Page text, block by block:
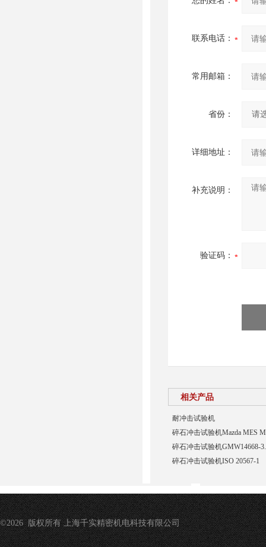
联系电话：
常用邮箱：
省份：
详细地址：
补充说明：
验证码：
相关产品
耐冲击试验机
碎石冲击试验机Mazda MES
碎石冲击试验机GMW14668-
碎石冲击试验机ISO 20567-1
©2026 版权所有 上海千实精密机电科技有限公司